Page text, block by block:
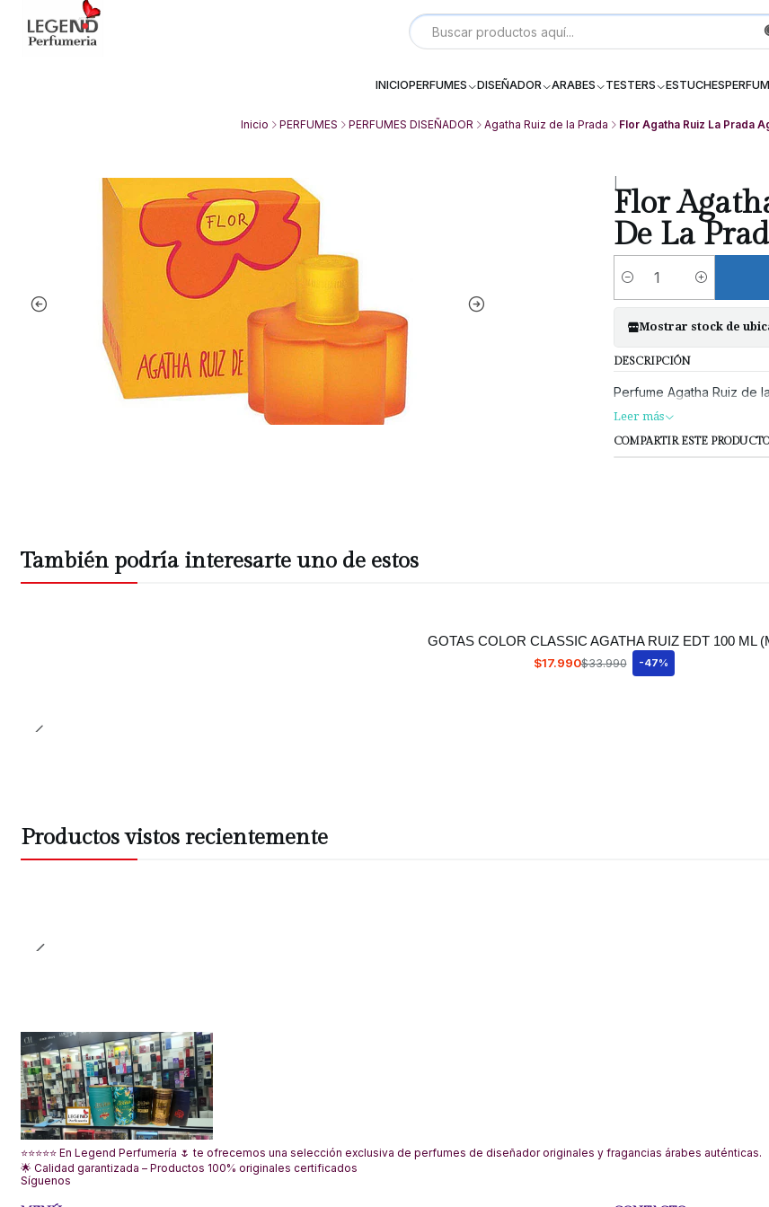
INICIOPERFUMES DISEÑADOR ARABES TESTERS ESTUCHES
Avda Providencia 2234, Local P 6, Subterraneo (--2) Galeria Dos Providencia
Inicio PERFUMES PERFUMES DISEÑADOR Agatha Ruiz de la Prada Flor Agatha Ruiz La Prada
Flor
De La
Cantidad
Mostrar stock de
DESCRIPCIÓN
Perfume Agatha Ruiz de
Leer más
COMPARTIR ESTE PRODUCTO
También podría interesarte uno de estos
GOTAS COLOR CLASSIC AGATHA RUIZ EDT 100 ML
$17.990$33.990 -47%
Productos vistos recientemente
⭐⭐⭐⭐⭐ En Legend Perfumería 🌷 te ofrecemos una selección exclusiva de perfumes de diseñador originales y fragancias árabes auténticas.
🌟 Calidad garantizada – Productos 100% originales certificados
Síguenos